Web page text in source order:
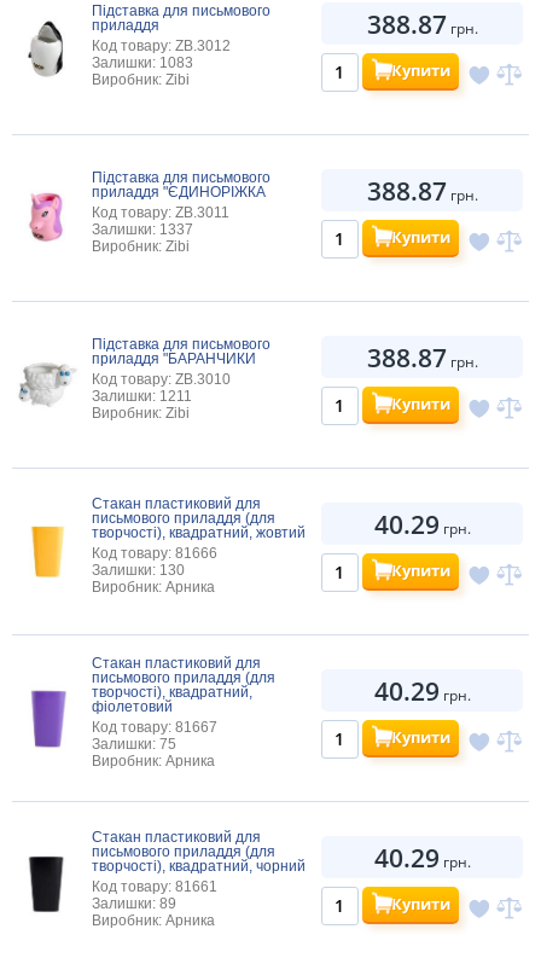
Підставка для письмового
приладдя
Код товару: ZB.3012
Залишки: 1083
Виробник: Zibi
388.87 грн.
Купити
Підставка для письмового
приладдя "ЄДИНОРІЖКА
Код товару: ZB.3011
Залишки: 1337
Виробник: Zibi
388.87 грн.
Купити
Підставка для письмового
приладдя "БАРАНЧИКИ
Код товару: ZB.3010
Залишки: 1211
Виробник: Zibi
388.87 грн.
Купити
Стакан пластиковий для
письмового приладдя (для
творчості), квадратний, жовтий
Код товару: 81666
Залишки: 130
Виробник: Арника
40.29 грн.
Купити
Стакан пластиковий для
письмового приладдя (для
творчості), квадратний,
фіолетовий
Код товару: 81667
Залишки: 75
Виробник: Арника
40.29 грн.
Купити
Стакан пластиковий для
письмового приладдя (для
творчості), квадратний, чорний
Код товару: 81661
Залишки: 89
Виробник: Арника
40.29 грн.
Купити